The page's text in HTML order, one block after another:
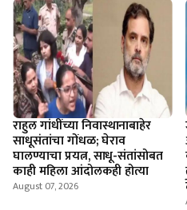
राहुल गांधींच्या निवास्थानाबाहेर
साधूसंतांचा गोंधळ; घेराव
घालण्याचा प्रयत्न, साधू-संतांसोबत
काही महिला आंदोलकही होत्या
August 07, 2026